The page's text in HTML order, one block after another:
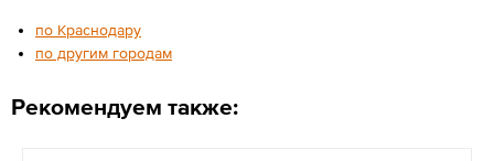
по Краснодару
по другим городам
Рекомендуем также: